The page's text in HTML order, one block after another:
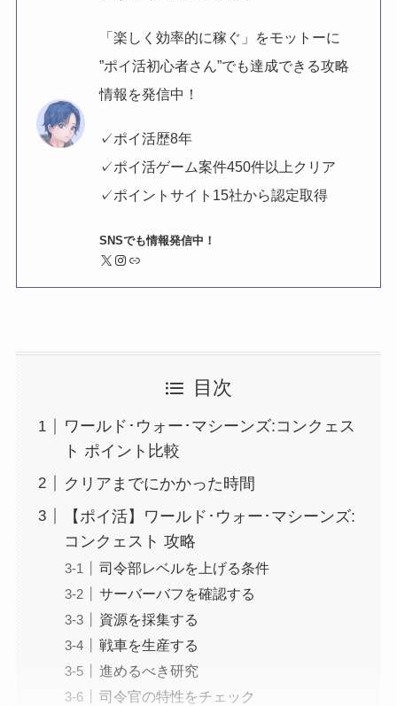
「楽しく効率的に稼ぐ」をモットーに
”ポイ活初心者さん”でも達成できる攻略
情報を発信中！
✓ポイ活歴8年
✓ポイ活ゲーム案件450件以上クリア
✓ポイントサイト15社から認定取得
SNSでも情報発信中！
X Instagram リンク
目次
ワールド･ウォー･マシーンズ:コンクェス
ト ポイント比較
クリアまでにかかった時間
【ポイ活】ワールド･ウォー･マシーンズ:
コンクェスト 攻略
司令部レベルを上げる条件
サーバーバフを確認する
資源を採集する
戦車を生産する
進めるべき研究
司令官の特性をチェック